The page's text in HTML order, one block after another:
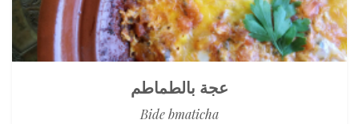
عجة بالطماطم
Bide bmaticha